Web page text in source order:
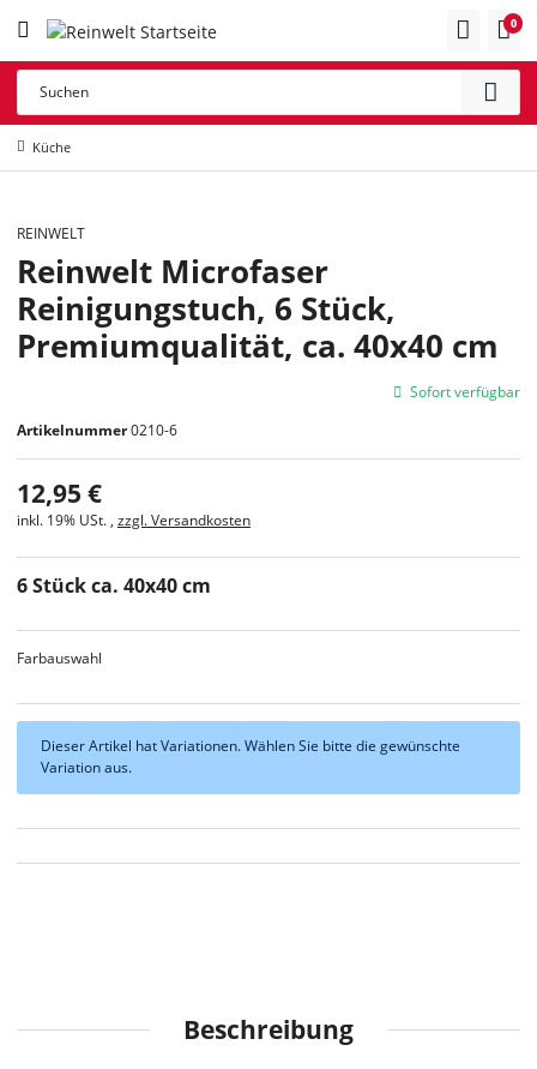
0
Küche
Reinwelt Microfaser
Reinigungstuch, 6 Stück,
Premiumqualität, ca. 40x40 cm
Artikelnummer0210-6
REINWELT
6 Stück ca. 40x40 cm
Farbauswahl
12,95 €
inkl. 19% USt. , zzgl. Versandkosten
xDieser Artikel hat Variationen. Wählen Sie bitte die gewünschte
Variation aus.
Sofort verfügbar
Beschreibung